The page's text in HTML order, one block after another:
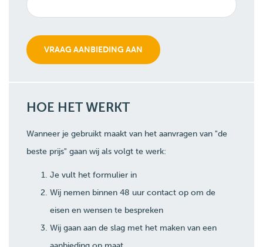
HOE HET WERKT
Wanneer je gebruikt maakt van het aanvragen van "de
beste prijs" gaan wij als volgt te werk:
Je vult het formulier in
Wij nemen binnen 48 uur contact op om de
eisen en wensen te bespreken
Wij gaan aan de slag met het maken van een